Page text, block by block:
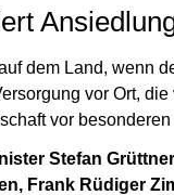
dem Land, wenn
vor Ort,
vor
Stefan Grüttner
Frank Rüdiger